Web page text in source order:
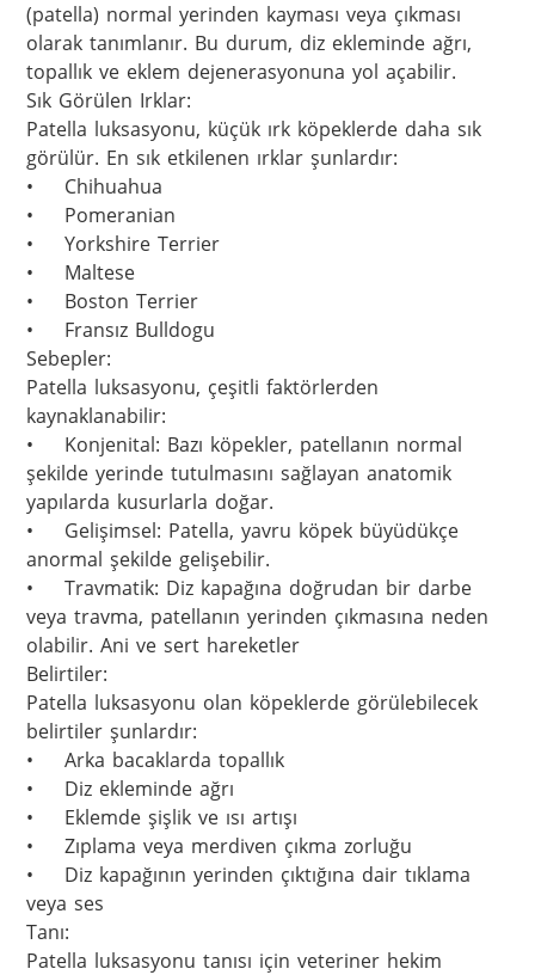
(patella) normal yerinden kayması veya çıkması
olarak tanımlanır. Bu durum, diz ekleminde ağrı,
topallık ve eklem dejenerasyonuna yol açabilir.
Sık Görülen Irklar:
Patella luksasyonu, küçük ırk köpeklerde daha sık
görülür. En sık etkilenen ırklar şunlardır:
•	Chihuahua
•	Pomeranian
•	Yorkshire Terrier
•	Maltese
•	Boston Terrier
•	Fransız Bulldogu
Sebepler:
Patella luksasyonu, çeşitli faktörlerden
kaynaklanabilir:
•	Konjenital: Bazı köpekler, patellanın normal
şekilde yerinde tutulmasını sağlayan anatomik
yapılarda kusurlarla doğar.
•	Gelişimsel: Patella, yavru köpek büyüdükçe
anormal şekilde gelişebilir.
•	Travmatik: Diz kapağına doğrudan bir darbe
veya travma, patellanın yerinden çıkmasına neden
olabilir. Ani ve sert hareketler
Belirtiler:
Patella luksasyonu olan köpeklerde görülebilecek
belirtiler şunlardır:
•	Arka bacaklarda topallık
•	Diz ekleminde ağrı
•	Eklemde şişlik ve ısı artışı
•	Zıplama veya merdiven çıkma zorluğu
•	Diz kapağının yerinden çıktığına dair tıklama
veya ses
Tanı:
Patella luksasyonu tanısı için veteriner hekim